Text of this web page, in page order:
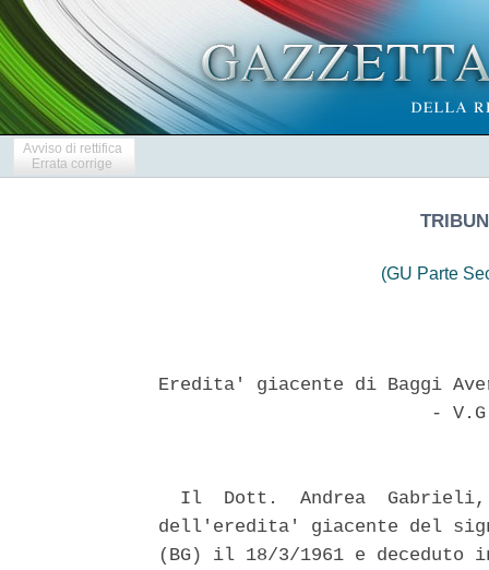
Avviso di rettifica
Errata corrige
(GU Parte
Eredita' giacente di Baggi
-
Il  Dott.  Andrea
dell'eredita' giacente del
(BG) il 18/3/1961 e deceduto